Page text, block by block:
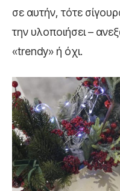
σε αυτήν, τότε
την υλοποιήσει –
«trendy» ή όχι.